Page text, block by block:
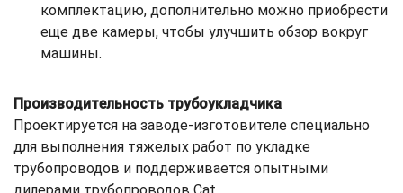
комплектацию, дополнительно можно приобрести
еще две камеры, чтобы улучшить обзор вокруг
машины.
Производительность трубоукладчика
Проектируется на заводе-изготовителе специально
для выполнения тяжелых работ по укладке
трубопроводов и поддерживается опытными